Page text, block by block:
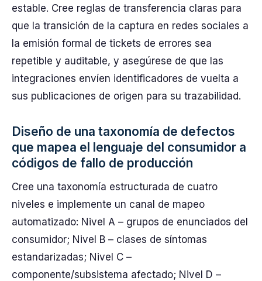
estable. Cree reglas de transferencia claras para
que la transición de la captura en redes sociales a
la emisión formal de tickets de errores sea
repetible y auditable, y asegúrese de que las
integraciones envíen identificadores de vuelta a
sus publicaciones de origen para su trazabilidad.
Diseño de una taxonomía de defectos
que mapea el lenguaje del consumidor a
códigos de fallo de producción
Cree una taxonomía estructurada de cuatro
niveles e implemente un canal de mapeo
automatizado: Nivel A – grupos de enunciados del
consumidor; Nivel B – clases de síntomas
estandarizadas; Nivel C –
componente/subsistema afectado; Nivel D –